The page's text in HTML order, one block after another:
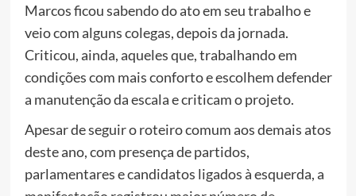
Marcos ficou sabendo do ato em seu trabalho e
veio com alguns colegas, depois da jornada.
Criticou, ainda, aqueles que, trabalhando em
condições com mais conforto e escolhem defender
a manutenção da escala e criticam o projeto.
Apesar de seguir o roteiro comum aos demais atos
deste ano, com presença de partidos,
parlamentares e candidatos ligados à esquerda, a